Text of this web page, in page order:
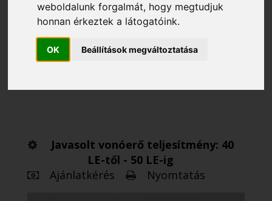
weboldalunk forgalmát, hogy megtudjuk
honnan érkeztek a látogatóink.
OK Beállítások megváltoztatása
FORRÁS-GÉPEK 63/280
öntöződob
Javasolt vonóerő teljesítmény: 40
LE-től - 50 LE-ig
Ajánlatkérés
Nyomtatás